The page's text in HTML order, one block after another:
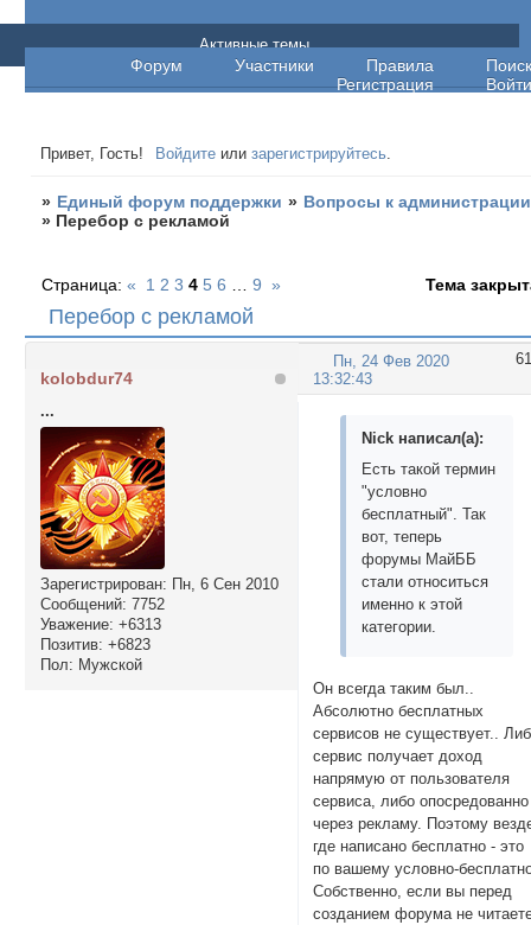
Единый форум поддержки
Форум Участники Правила
Поиск
Регистрация
Войти
Активные темы
Привет, Гость! Войдите илизарегистрируйтесь.
» Единый форум поддержки » Вопросы к администрации
» Перебор с рекламой
Перебор с рекламой
Страница:« 1 2 3 4 5 6 9 » Тема
61
Пн, 24 Фев 2020
13:32:43
kolobdur74
...
Зарегистрирован: Пн, 6 Сен 2010
Сообщений: 7752
Уважение: +6313
Позитив: +6823
Пол: Мужской
Nick написал(а):
Есть такой термин
"условно
бесплатный". Так
вот, теперь
форумы МайББ
стали относиться
именно к этой
категории.
Он всегда таким был..
Абсолютно бесплатных
сервисов не существует..
сервис получает доход
напрямую от пользователя
сервиса, либо опосредованно
через рекламу. Поэтому
где написано бесплатно - это
по вашему условно-
Собственно, если вы перед
созданием форума не